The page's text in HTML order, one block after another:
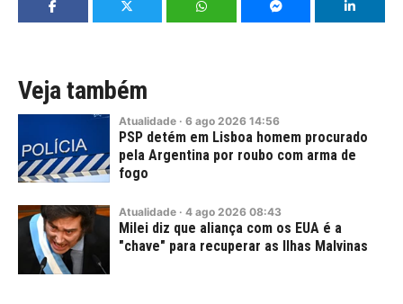
Veja também
Atualidade · 6 ago 2026 14:56
PSP detém em Lisboa homem procurado
pela Argentina por roubo com arma de
fogo
Atualidade · 4 ago 2026 08:43
Milei diz que aliança com os EUA é a
"chave" para recuperar as Ilhas Malvinas